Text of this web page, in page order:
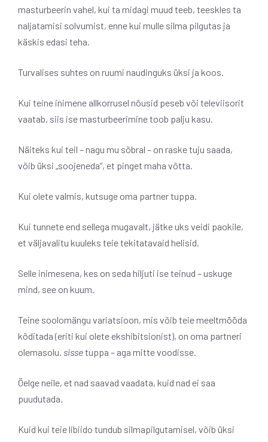
masturbeerin vahel, kui ta midagi muud teeb, teeskles ta
naljatamisi solvumist, enne kui mulle silma pilgutas ja
käskis edasi teha.
Turvalises suhtes on ruumi naudinguks üksi ja koos.
Kui teine ​​inimene allkorrusel nõusid peseb või televiisorit
vaatab, siis ise masturbeerimine toob palju kasu.
Näiteks kui teil – nagu mu sõbral – on raske tuju saada,
võib üksi „soojeneda“, et pinget maha võtta.
Kui olete valmis, kutsuge oma partner tuppa.
Kui tunnete end sellega mugavalt, jätke uks veidi paokile,
et väljavalitu kuuleks teie tekitatavaid helisid.
Selle inimesena, kes on seda hiljuti ise teinud – uskuge
mind, see on kuum.
Teine soolomängu variatsioon, mis võib teie meeltmööda
kõditada (eriti kui olete ekshibitsionist), on oma partneri
olemasolu. sissetuppa – aga mitte voodisse.
Öelge neile, et nad saavad vaadata, kuid nad ei saa
puudutada.
Kuid kui teie libiido tundub silmapilgutamisel, võib üksi